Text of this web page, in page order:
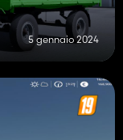
5 gennaio 2024